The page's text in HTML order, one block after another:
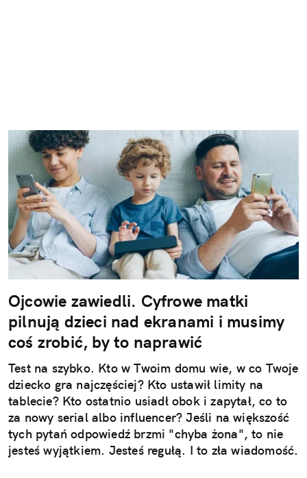
Ojcowie zawiedli. Cyfrowe matki
pilnują dzieci nad ekranami i musimy
coś zrobić, by to naprawić
Test na szybko. Kto w Twoim domu wie, w co Twoje
dziecko gra najczęściej? Kto ustawił limity na
tablecie? Kto ostatnio usiadł obok i zapytał, co to
za nowy serial albo influencer? Jeśli na większość
tych pytań odpowiedź brzmi "chyba żona", to nie
jesteś wyjątkiem. Jesteś regułą. I to zła wiadomość.